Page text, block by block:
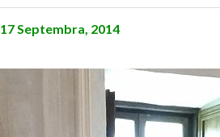
17 Septembra, 2014